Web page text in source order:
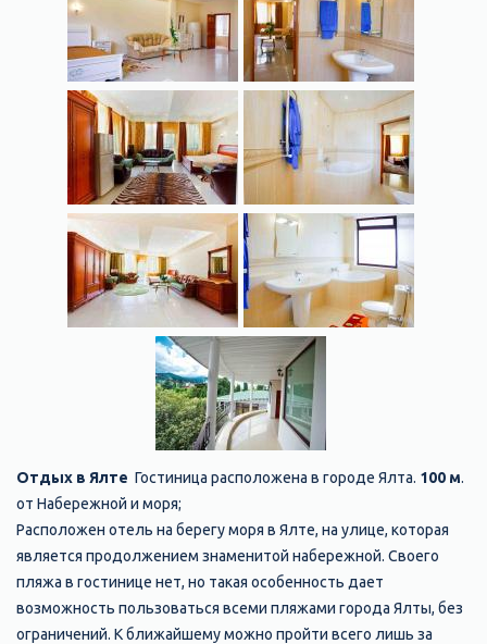
Отдых в Ялте Гостиница расположена в городе Ялта. 100 м.
от Набережной и моря;
Расположен отель на берегу моря в Ялте, на улице, которая
является продолжением знаменитой набережной. Своего
пляжа в гостинице нет, но такая особенность дает
возможность пользоваться всеми пляжами города Ялты, без
ограничений. К ближайшему можно пройти всего лишь за